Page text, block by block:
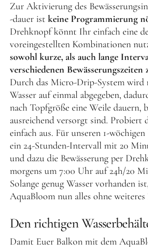
Zur Aktivierung des
-dauer ist keine Programmierung
Drehknopf könnt Ihr einfach eine
voreingestellten Kombinationen
sowohl kurze, als auch lange
verschiedenen
Durch das Micro-Drip-System wird
Wasser auf einmal abgegeben,
nach Topfgröße eine Weile dauern,
ausreichend versorgt sind. Probiert
einfach aus. Für unseren 1-
ein 24-Stunden-Intervall mit 20
und dazu die Bewässerung per
morgens um 7:00 Uhr auf 24h/20
Solange genug Wasser vorhanden
AquaBloom nun alles ohne
Den richtigen
Damit Euer Balkon mit dem